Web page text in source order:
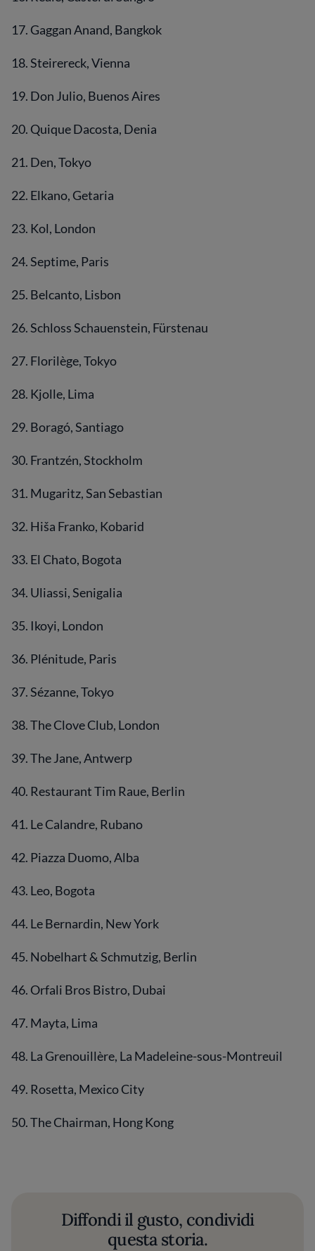
17. Gaggan Anand, Bangkok
18. Steirereck, Vienna
19. Don Julio, Buenos Aires
20. Quique Dacosta, Denia
21. Den, Tokyo
22. Elkano, Getaria
23. Kol, London
24. Septime, Paris
25. Belcanto, Lisbon
26. Schloss Schauenstein, Fürstenau
27. Florilège, Tokyo
28. Kjolle, Lima
29. Boragó, Santiago
30. Frantzén, Stockholm
31. Mugaritz, San Sebastian
32. Hiša Franko, Kobarid
33. El Chato, Bogota
34. Uliassi, Senigalia
35. Ikoyi, London
36. Plénitude, Paris
37. Sézanne, Tokyo
38. The Clove Club, London
39. The Jane, Antwerp
40. Restaurant Tim Raue, Berlin
41. Le Calandre, Rubano
42. Piazza Duomo, Alba
43. Leo, Bogota
44. Le Bernardin, New York
45. Nobelhart & Schmutzig, Berlin
46. Orfali Bros Bistro, Dubai
47. Mayta, Lima
48. La Grenouillère, La Madeleine-sous-Montreuil
49. Rosetta, Mexico City
50. The Chairman, Hong Kong
Diffondi il gusto, condividi
questa storia.